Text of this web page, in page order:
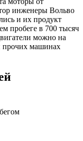
инженеры Вольво
и их продукт
пробеге в 700 тысяч
можно на
прочих машинах